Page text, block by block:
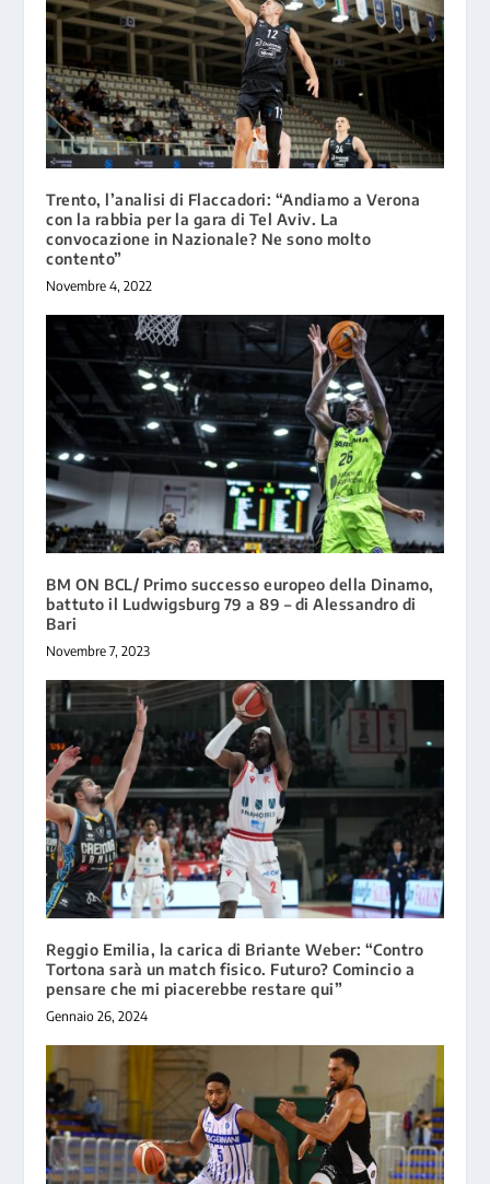
Trento, l’analisi di Flaccadori: “Andiamo a Verona
con la rabbia per la gara di Tel Aviv. La
convocazione in Nazionale? Ne sono molto
contento”
Novembre 4, 2022
BM ON BCL/ Primo successo europeo della Dinamo,
battuto il Ludwigsburg 79 a 89 – di Alessandro di
Bari
Novembre 7, 2023
Reggio Emilia, la carica di Briante Weber: “Contro
Tortona sarà un match fisico. Futuro? Comincio a
pensare che mi piacerebbe restare qui”
Gennaio 26, 2024